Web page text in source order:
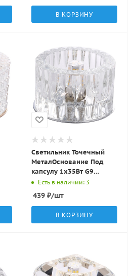
В КОРЗИНУ
Светильник Точечный
МеталОснование Под
капсулу 1х35Вт G9
Серебро D80х50мм IP20
Y059 LBT
Есть в наличии: 3
439 ₽/шт
В КОРЗИНУ